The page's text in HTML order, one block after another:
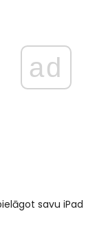
ad
savu iPad